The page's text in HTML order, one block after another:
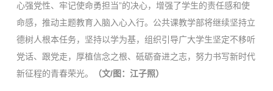
心强党性、牢记使命勇担当”的决心，增强了学生的责任感和使
命感，推动主题教育入脑入心入行。公共课教学部将继续坚持立
德树人根本任务，坚持以学为基，组织引导广大学生坚定不移听
党话、跟党走，厚植信念之根、砥砺奋进之志，努力书写新时代
新征程的青春荣光。
（文/图：江子照）